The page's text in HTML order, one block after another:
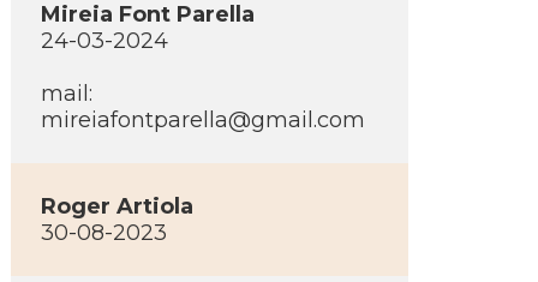
Mireia Font Parella
24-03-2024
mail:
mireiafontparella@gmail.com
Roger Artiola
30-08-2023